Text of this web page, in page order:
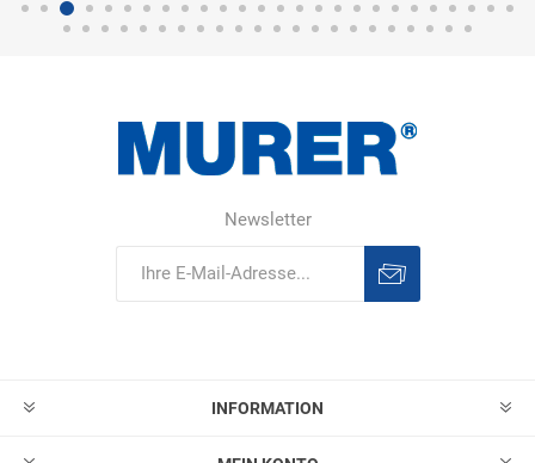
Newsletter
INFORMATION